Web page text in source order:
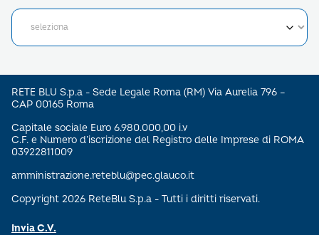
RETE BLU S.p.a - Sede Legale Roma (RM) Via Aurelia 796 –
CAP 00165 Roma
Capitale sociale Euro 6.980.000,00 i.v
C.F. e Numero d’iscrizione del Registro delle Imprese di ROMA
03922811009
amministrazione.reteblu@pec.glauco.it
Copyright 2026 ReteBlu S.p.a - Tutti i diritti riservati.
Invia C.V.